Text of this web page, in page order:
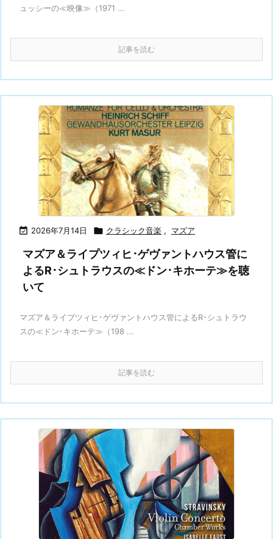
ュッシーの≪映像≫（1971 ...
記事を読む
 2026年7月14日  クラシック音楽 , マズア
マズア＆ライプツィヒ･ゲヴァントハウス管に
よるR･シュトラウスの≪ドン･キホーテ≫を聴
いて
マズア＆ライプツィヒ･ゲヴァントハウス管によるR･シュトラウ
スの≪ドン･キホーテ≫（198 ...
記事を読む